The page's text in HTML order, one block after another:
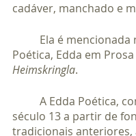
cadáver, manchado e
Poética, Edda em Prosa
Heimskringla.
século 13 a partir de
tradicionais anteriores,